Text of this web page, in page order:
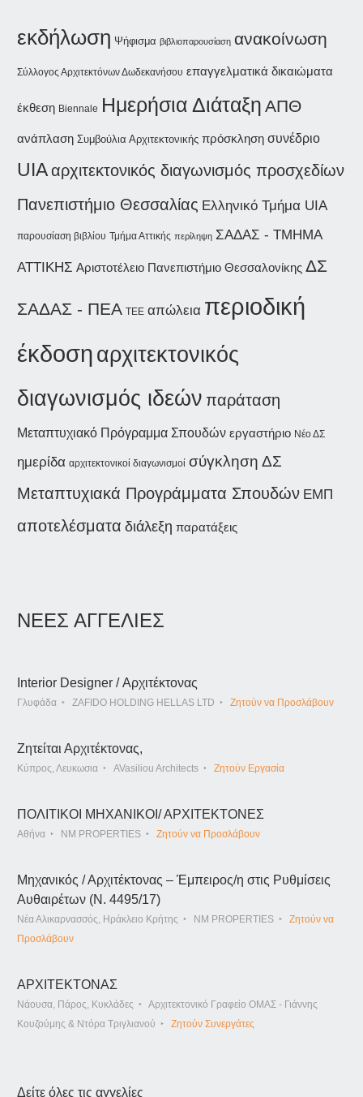
εκδήλωση Ψήφισμα βιβλιοπαρουσίαση ανακοίνωση
Σύλλογος Αρχιτεκτόνων Δωδεκανήσου επαγγελματικά δικαιώματα
έκθεση Biennale Ημερήσια Διάταξη ΑΠΘ
ανάπλαση Συμβούλια Αρχιτεκτονικής πρόσκληση συνέδριο
UIAαρχιτεκτονικός διαγωνισμός προσχεδίων
Πανεπιστήμιο Θεσσαλίας Ελληνικό Τμήμα UIA
παρουσίαση βιβλίου Τμήμα Αττικής περίληψη ΣΑΔΑΣ - ΤΜΗΜΑ
ΑΤΤΙΚΗΣ Αριστοτέλειο Πανεπιστήμιο Θεσσαλονίκης ΔΣ
ΣΑΔΑΣ - ΠΕΑ ΤΕΕ απώλεια περιοδική
έκδοση αρχιτεκτονικός
διαγωνισμός ιδεών παράταση
Μεταπτυχιακό Πρόγραμμα Σπουδών εργαστήριο Νέο ΔΣ
ημερίδα αρχιτεκτονικοί διαγωνισμοί σύγκληση ΔΣ
Μεταπτυχιακά Προγράμματα Σπουδών ΕΜΠ
αποτελέσματα διάλεξη παρατάξεις
ΝΕΕΣ ΑΓΓΕΛΙΕΣ
Interior Designer / Αρχιτέκτονας
Γλυφάδα ZAFIDO HOLDING HELLAS LTD Ζητούν να Προσλάβουν
Ζητείται Αρχιτέκτονας,
Κύπρος, Λευκωσια AVasiliou Architects Ζητούν Εργασία
ΠΟΛΙΤΙΚΟΙ ΜΗΧΑΝΙΚΟΙ/ ΑΡΧΙΤΕΚΤΟΝΕΣ
Αθήνα NM PROPERTIES Ζητούν να Προσλάβουν
Μηχανικός / Αρχιτέκτονας – Έμπειρος/η στις Ρυθμίσεις
Αυθαιρέτων (Ν. 4495/17)
Νέα Αλικαρνασσός, Ηράκλειο Κρήτης NM PROPERTIES
Ζητούν να
Προσλάβουν
ΑΡΧΙΤΕΚΤΟΝΑΣ
Νάουσα, Πάρος, Κυκλάδες
Αρχιτεκτονικό Γραφείο ΟΜΑΣ - Γιάννης
Κουζούμης & Ντόρα Τριγλιανού
Ζητούν Συνεργάτες
Δείτε όλες τις αγγελίες